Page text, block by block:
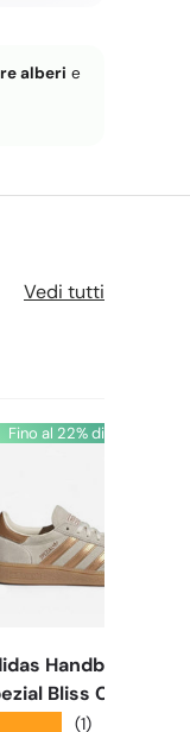
alberi e
Vedi tutti
Fino al 22% di sconto
Handball
Bliss Cream
JP9236
(1)